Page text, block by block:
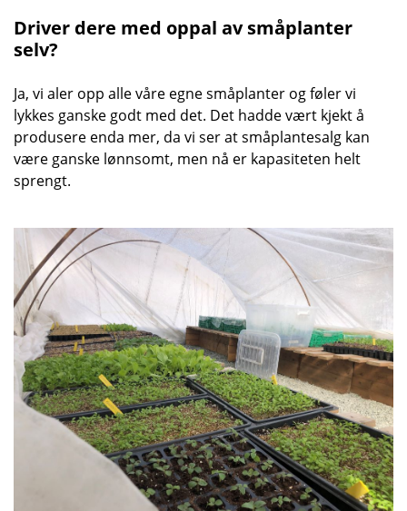
Driver dere med oppal av småplanter
selv?
Ja, vi aler opp alle våre egne småplanter og føler vi
lykkes ganske godt med det. Det hadde vært kjekt å
produsere enda mer, da vi ser at småplantesalg kan
være ganske lønnsomt, men nå er kapasiteten helt
sprengt.